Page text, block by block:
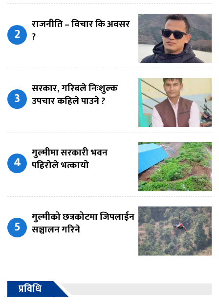
राजनीति – विचार कि अवसर
?
सरकार, गरिबले निःशुल्क
उपचार कहिले पाउने ?
गुल्मीमा सरकारी भवन
पहिरोले भत्कायो
गुल्मीको छत्रकोटमा जिपलाईन
सञ्चालन गरिने
प्रविधि